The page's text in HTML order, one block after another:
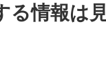
る情報は